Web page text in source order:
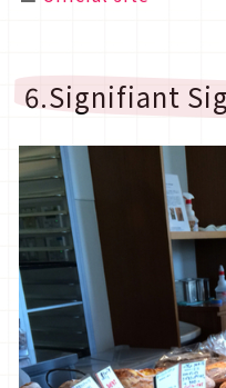
6.Signifiant